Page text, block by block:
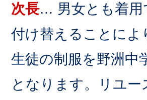
次長… 男女とも着用
付け替えることによ
生徒の制服を野洲中
となります。リユ